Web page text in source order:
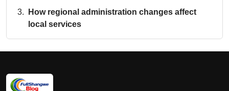
How regional administration changes affect
local services